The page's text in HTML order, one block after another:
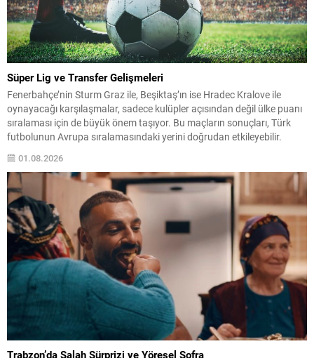
Süper Lig ve Transfer Gelişmeleri
Fenerbahçe’nin Sturm Graz ile, Beşiktaş’ın ise Hradec Kralove ile
oynayacağı karşılaşmalar, sadece kulüpler açısından değil ülke puanı
sıralaması için de büyük önem taşıyor. Bu maçların sonuçları, Türk
futbolunun Avrupa sıralamasındaki yerini doğrudan etkileyebilir.
geçme kararı aldı. Sistem yüksek maliyetli olduğundan, uygulama
için...
01.08.2026
Trabzon’da Salah Sürprizi ve Yöresel Sofra